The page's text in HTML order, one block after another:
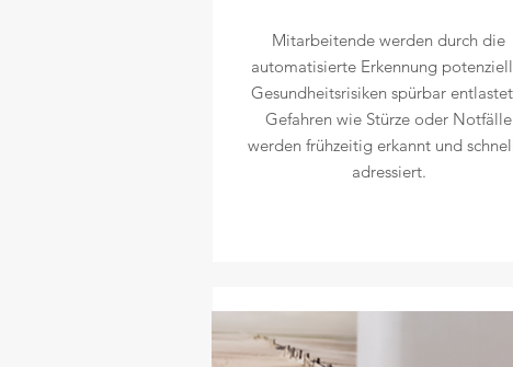
Mitarbeitende werden durch die
automatisierte Erkennung
Gesundheitsrisiken spürbar
Gefahren wie Stürze oder Notfälle
werden frühzeitig erkannt und
adressiert.